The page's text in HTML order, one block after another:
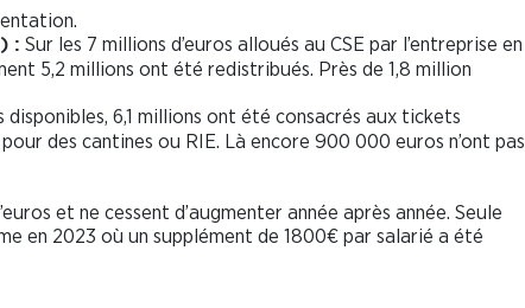
: Sur les 7 millions d’euros alloués au CSE par l’entreprise en
5,2 millions ont été redistribués. Près de 1,8 million
disponibles, 6,1 millions ont été consacrés aux tickets
des cantines ou RIE. Là encore 900 000 euros n’ont pas
et ne cessent d’augmenter année après année. Seule
en 2023 où un supplément de 1800€ par salarié a été